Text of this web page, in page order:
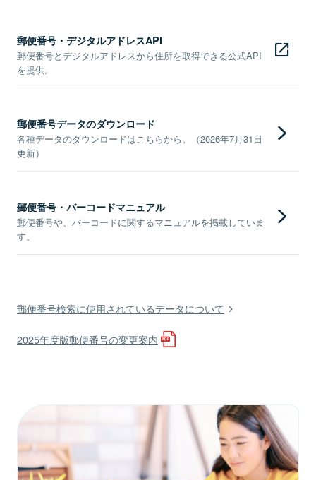
郵便番号・デジタルアドレスAPI
郵便番号とデジタルアドレスから住所を取得できる公式API
を提供。
郵便番号データのダウンロード
各種データのダウンロードはこちらから。（2026年7月31日
更新）
郵便番号・バーコードマニュアル
郵便番号や、バーコードに関するマニュアルを掲載していま
す。
郵便番号検索に使用されているデータについて
2025年度版郵便番号の変更案内